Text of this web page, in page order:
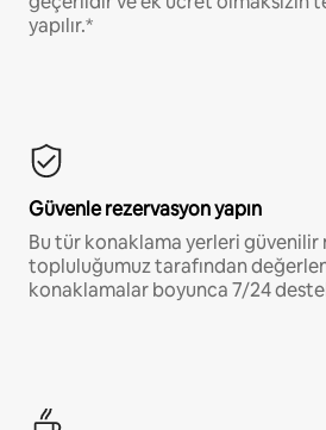
yapılır.*
Güvenle rezervasyon yapın
Bu tür konaklama yerleri güvenilir
topluluğumuz tarafından
konaklamalar boyunca 7/24 destek